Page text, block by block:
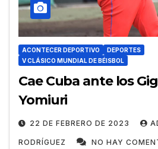
ACONTECER DEPORTIVO
DEPORTES
V CLÁSICO MUNDIAL DE BÉISBOL
Cae Cuba ante los
Yomiuri
22 DE FEBRERO DE 2023
RODRÍGUEZ NO HAY